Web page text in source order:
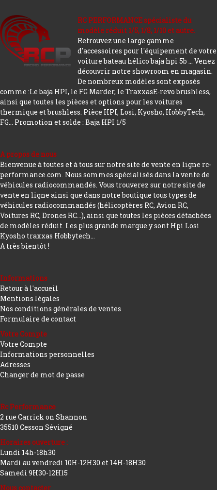
RC PERFORMANCE spécialiste du
modèle réduit 1/5, 1/8, 1/10 et autre.
Retrouvez une large gamme
d'accessoires pour l'équipement de votre
voiture bateau hélico baja hpi 5b ... Venez
découvrir notre showroom en magasin.
De nombreux modèles sont exposés
comme :Le baja HPI, le FG Marder, le TraxxasE-revo brushless,
ainsi que toutes les pièces et options pour les voitures
thermique et brushless. Pièce HPI, Losi, Kyosho, HobbyTech,
FG... Promotion et solde : Baja HPI 1/5
A propos de nous
Bienvenue à toutes et à tous sur notre site de vente en ligne rc-
performance.com. Nous sommes spécialisés dans la vente de
véhicules radiocommandés. Vous trouverez sur notre site de
vente en ligne ainsi que dans notre boutique tous types de
véhicules radiocommandés (hélicoptères RC, Avion RC,
Voitures RC, Drones RC…), ainsi que toutes les pièces détachées
de modèles réduit. Les plus grande marque y sont Hpi Losi
Kyosho traxxas Hobbytech...
A très bientôt !
Informations
Retour à l'accueil
Mentions légales
Nos conditions générales de ventes
Formulaire de contact
Votre Compte
Votre Compte
Informations personnelles
Adresses
Changer de mot de passe
Rc Performance
2 rue Carrick on Shannon
35510 Cesson Sévigné
Horaires ouverture :
Lundi 14h-18h30
Mardi au vendredi 10H-12H30 et 14H-18H30
Samedi 9H30-12H15
Nous contacter